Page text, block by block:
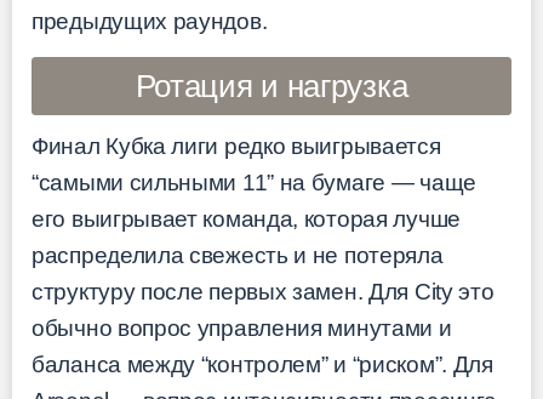
предыдущих раундов.
Ротация и нагрузка
Финал Кубка лиги редко выигрывается
“самыми сильными 11” на бумаге — чаще
его выигрывает команда, которая лучше
распределила свежесть и не потеряла
структуру после первых замен. Для City это
обычно вопрос управления минутами и
баланса между “контролем” и “риском”. Для